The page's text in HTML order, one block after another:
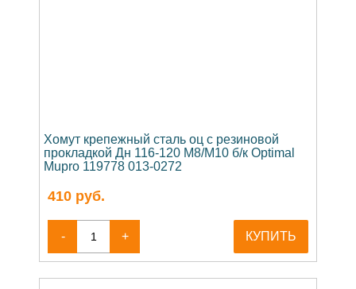
Хомут крепежный сталь оц с резиновой
прокладкой Дн 116-120 М8/М10 б/к Optimal
Mupro 119778 013-0272
410 руб.
- + КУПИТЬ